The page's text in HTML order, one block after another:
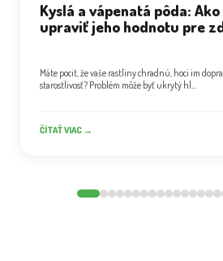
Kyslá a vápenatá pôda:
upraviť jeho hodnotu pre
Máte pocit, že vaše rastliny chradnú, hoci im
starostlivosť? Problém môže byť ukrytý hl...
ČÍTAŤ VIAC →